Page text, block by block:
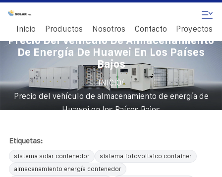
Inicio Productos Nosotros Contacto Proyectos
Precio Del Vehículo De Almacenamiento
De Energía De Huawei En Los Países
Bajos
INICIO/
Precio del vehículo de almacenamiento de energía de
Huawei en los Países Bajos
Etiquetas:
sistema solar contenedor
sistema fotovoltaico container
almacenamiento energía contenedor